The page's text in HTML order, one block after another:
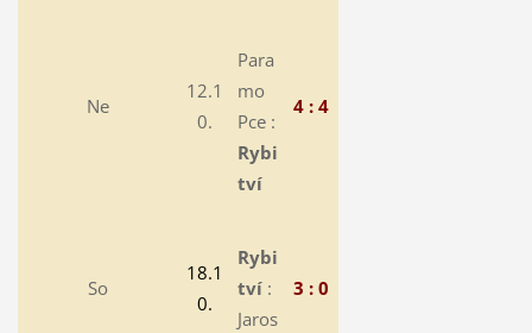
Ne
12.1
0.
Para
mo
Pce :
Rybi
tví
4 : 4
So
18.1
0.
Rybi
tví:
Jaros
3 : 0